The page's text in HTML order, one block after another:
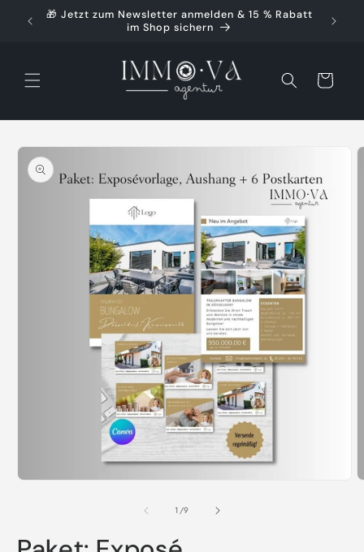
zum🎁 Jetzt zum Newsletter anmelden & 15 % Rabatt
im Shop sichern
Warenkorb
1/von
9